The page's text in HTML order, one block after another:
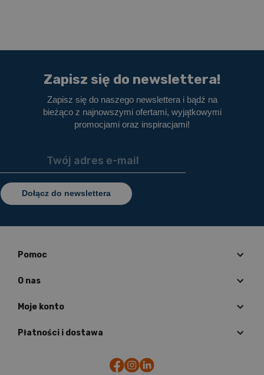
Zapisz się do newslettera!
Zapisz się do naszego newslettera i bądź na
bieżąco z najnowszymi ofertami, wyjątkowymi
promocjami oraz inspiracjami!
Dołącz do newslettera
Pomoc
O nas
Moje konto
Płatności i dostawa